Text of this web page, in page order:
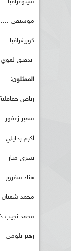
موسيقى
كوريغرافيا
تدقيق
الممثلون:
رياض جفافلية
سمير زعفور
أكرم رحايلي
يسرى منار
هناء شفرور
محمد شعبان
محمد نجيب
زهير بلومي